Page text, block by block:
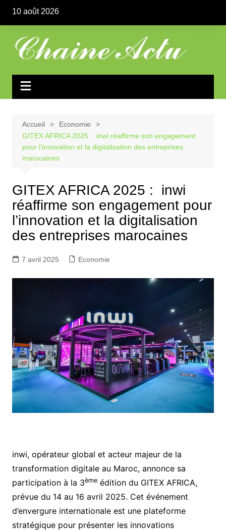
contenu
10 août 2026
Accueil
Economie
GITEX AFRICA 2025 : inwi réaffirme son engagement
pour l’innovation et la digitalisation des entreprises
marocaines
GITEX AFRICA 2025 : inwi
réaffirme son engagement pour
l’innovation et la digitalisation
des entreprises marocaines
7 avril 2025 Economie
inwi, opérateur global et acteur majeur de la
transformation digitale au Maroc, annonce sa
participation à la 3èmeédition du GITEX AFRICA,
prévue du 14 au 16 avril 2025. Cet événement
d’envergure internationale est une plateforme
stratégique pour présenter les innovations